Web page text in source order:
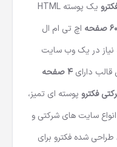
یک پوسته HTML
اچ تی ام ال
نیاز در یک وب سایت
دارای 4صفحه
فکترو پوسته ای تمیز،
سایت های شرکتی و
شده فکترو برای